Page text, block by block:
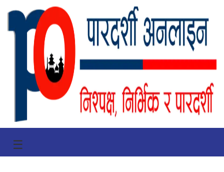
गृहपृष्ठ
भिडियो
☰